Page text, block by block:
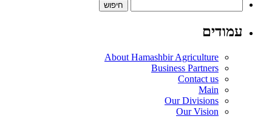
עמודים
About Hamashbir Agriculture
Business Partners
Contact us
Main
Our Divisions
Our Vision